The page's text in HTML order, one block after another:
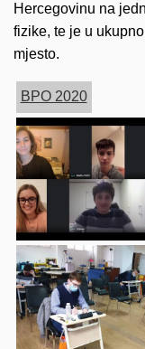
Hercegovinu na
fizike, te je u
mjesto.
BPO 2020